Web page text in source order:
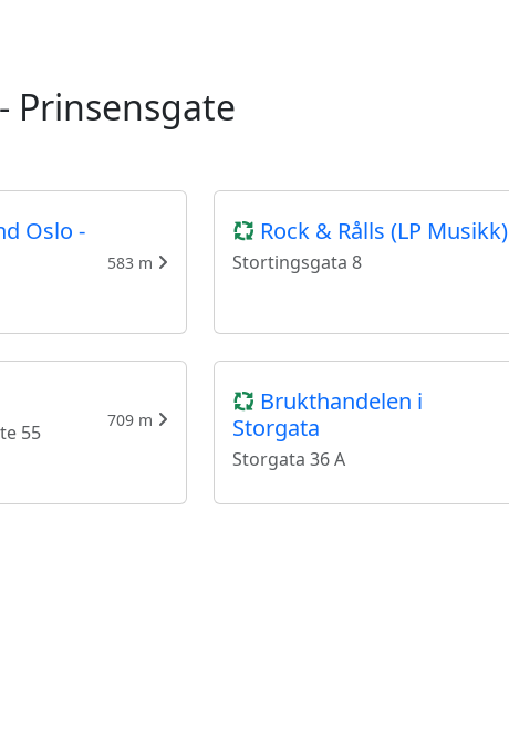
Prinsensgate
Oslo -
583 m
Rock & Rålls (LP Musikk)
Stortingsgata 8
55
709 m
Brukthandelen i
Storgata
Storgata 36 A